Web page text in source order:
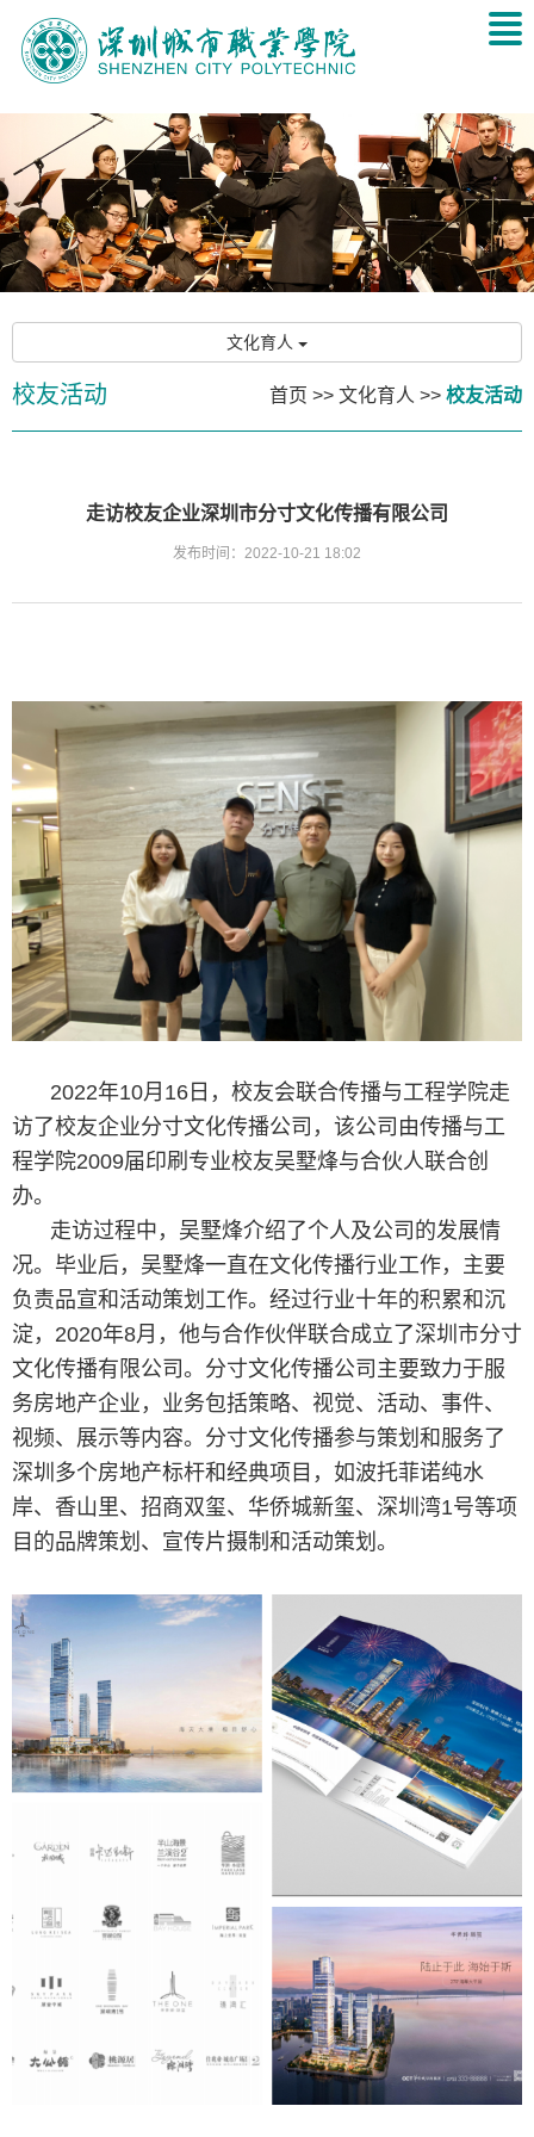
文化育人
校友活动 首页 >> 文化育人 >> 校友活动
走访校友企业深圳市分寸文化传播有限公司
发布时间：2022-10-21 18:02
2022年10月16日，校友会联合传播与工程学院走
访了校友企业分寸文化传播公司，该公司由传播与工
程学院2009届印刷专业校友吴墅烽与合伙人联合创
办。
走访过程中，吴墅烽介绍了个人及公司的发展情
况。毕业后，吴墅烽一直在文化传播行业工作，主要
负责品宣和活动策划工作。经过行业十年的积累和沉
淀，2020年8月，他与合作伙伴联合成立了深圳市分寸
文化传播有限公司。 分寸文化传播公司主要致力于服
务房地产企业，业务包括策略、视觉、活动、事件、
视频、展示等内容。分寸文化传播参与策划和服务了
深圳多个房地产标杆和经典项目，如波托菲诺纯水
岸、香山里、招商双玺、华侨城新玺、深圳湾1号等项
目的品牌策划、宣传片摄制和活动策划。